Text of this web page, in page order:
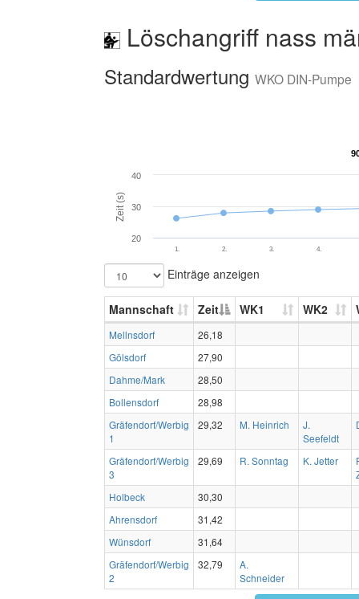
Löschangriff nass
Standardwertung WKO DIN-Pumpe
Zeit (s)
1. 2. 3. 4.
20
30
40
Einträge anzeigen
Mannschaft Zeit WK1 WK2
Mellnsdorf
26,18
Gölsdorf
27,90
Dahme/Mark
28,50
Bollensdorf
28,98
Gräfendorf/Werbig
1
29,32 M. Heinrich
J.
Seefeldt
Gräfendorf/Werbig
3
29,69 R. Sonntag K. Jetter
Holbeck
30,30
Ahrensdorf
31,42
Wünsdorf
31,64
Gräfendorf/Werbig
2
32,79
A.
Schneider